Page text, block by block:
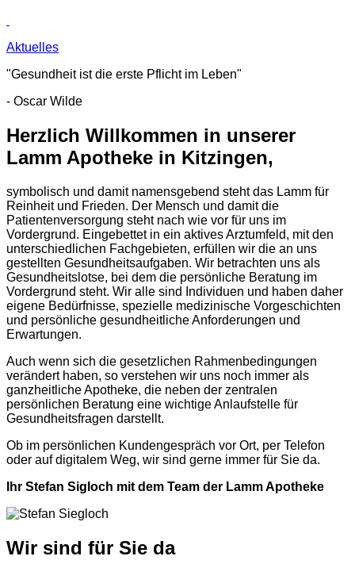
Aktuelles
"Gesundheit ist die erste Pflicht im Leben"
- Oscar Wilde
Herzlich Willkommen in unserer
Lamm Apotheke in Kitzingen,
symbolisch und damit namensgebend steht das Lamm für
Reinheit und Frieden. Der Mensch und damit die
Patientenversorgung steht nach wie vor für uns im
Vordergrund. Eingebettet in ein aktives Arztumfeld, mit den
unterschiedlichen Fachgebieten, erfüllen wir die an uns
gestellten Gesundheitsaufgaben. Wir betrachten uns als
Gesundheitslotse, bei dem die persönliche Beratung im
Vordergrund steht. Wir alle sind Individuen und haben daher
eigene Bedürfnisse, spezielle medizinische Vorgeschichten
und persönliche gesundheitliche Anforderungen und
Erwartungen.
Auch wenn sich die gesetzlichen Rahmenbedingungen
verändert haben, so verstehen wir uns noch immer als
ganzheitliche Apotheke, die neben der zentralen
persönlichen Beratung eine wichtige Anlaufstelle für
Gesundheitsfragen darstellt.
Ob im persönlichen Kundengespräch vor Ort, per Telefon
oder auf digitalem Weg, wir sind gerne immer für Sie da.
Ihr Stefan Sigloch mit dem Team der Lamm Apotheke
Wir sind für Sie da